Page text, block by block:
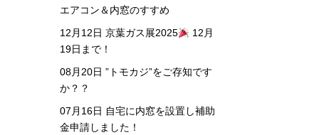
エアコン＆内窓のすすめ
12月12日 京葉ガス展2025
12月
19日まで！
08月20日 ”トモカジ”をご存知です
か？？
07月16日 自宅に内窓を設置し補助
金申請しました！